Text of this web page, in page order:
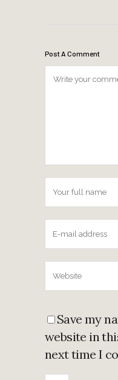
Post A Comment
Save my
website in
next time I